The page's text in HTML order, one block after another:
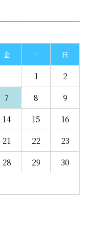
金 土 日
1
2
7 8
9
14 15
16
21 22
23
28 29
30